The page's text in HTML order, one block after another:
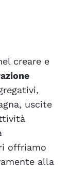
creare e
uscite
offriamo
alla